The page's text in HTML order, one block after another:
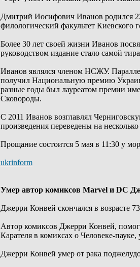
Дмитрий Иосифович Иванов родился
филологический факультет Киевского
Более 30 лет своей жизни Иванов
руководством издание стало самой
Иванов являлся членом НСЖУ.
получил Национальную премию
разные годы был лауреатом премии
Сковороды.
С 2011 Иванов возглавлял
произведения переведены на
Прощание состоится 5 мая в 11:30 у
ukrinform
Умер автор комиксов Marvel и DC
Джерри Конвей скончался в возрасте
Автор комиксов Джерри Конвей,
Карателя в комиксах о Человеке-
Джерри Конвей умер от рака